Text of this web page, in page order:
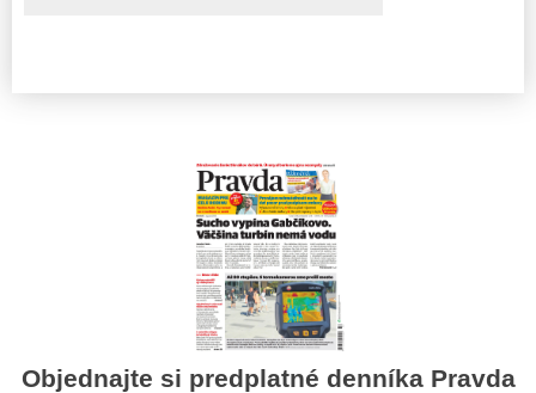
Objednajte si predplatné denníka Pravda